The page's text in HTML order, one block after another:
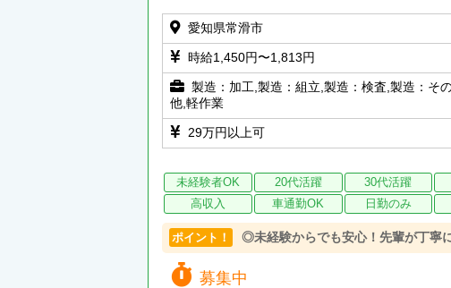
愛知県常滑市
時給1,450円〜1,813円
製造：加工,製造：組立,製造：検査,製造：そ
他,軽作業
29万円以上可
未経験者OK 20代活躍 30代活躍
高収入
車通勤OK 日勤のみ
ポイント！ ◎未経験からでも安心！先輩が丁寧
募集中